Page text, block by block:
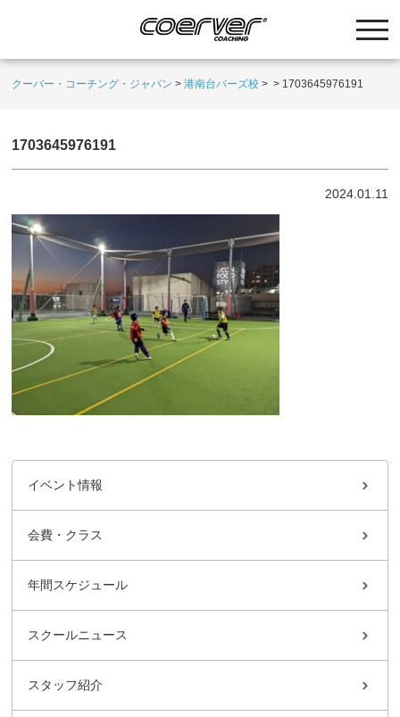
クーバー・コーチング・ジャパン >港南台バーズ校 > > 1703645976191
1703645976191
2024.01.11
イベント情報
会費・クラス
年間スケジュール
スクールニュース
スタッフ紹介